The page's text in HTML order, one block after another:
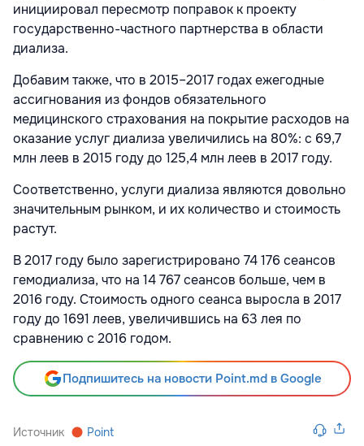
инициировал пересмотр поправок к проекту
государственно-частного партнерства в области
диализа.
Добавим также, что в 2015–2017 годах ежегодные
ассигнования из фондов обязательного
медицинского страхования на покрытие расходов на
оказание услуг диализа увеличились на 80%: с 69,7
млн леев в 2015 году до 125,4 млн леев в 2017 году.
Соответственно, услуги диализа являются довольно
значительным рынком, и их количество и стоимость
растут.
В 2017 году было зарегистрировано 74 176 сеансов
гемодиализа, что на 14 767 сеансов больше, чем в
2016 году. Стоимость одного сеанса выросла в 2017
году до 1691 леев, увеличившись на 63 лея по
сравнению с 2016 годом.
Подпишитесь на новости Point.md в Google
Источник Point